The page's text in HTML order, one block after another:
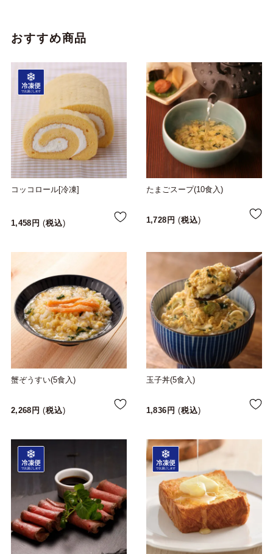
おすすめ商品
コッコロール[冷凍]
1,458 税込
たまごスープ(10食入)
1,728 税込
蟹ぞうすい(5食入)
2,268 税込
玉子丼(5食入)
1,836 税込